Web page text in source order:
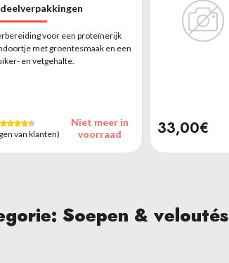
voor een proteïnerijk
met groentesmaak en een
en vetgehalte.
van klanten)
Niet meer in
voorraad
33,00€
Soepen & veloutés